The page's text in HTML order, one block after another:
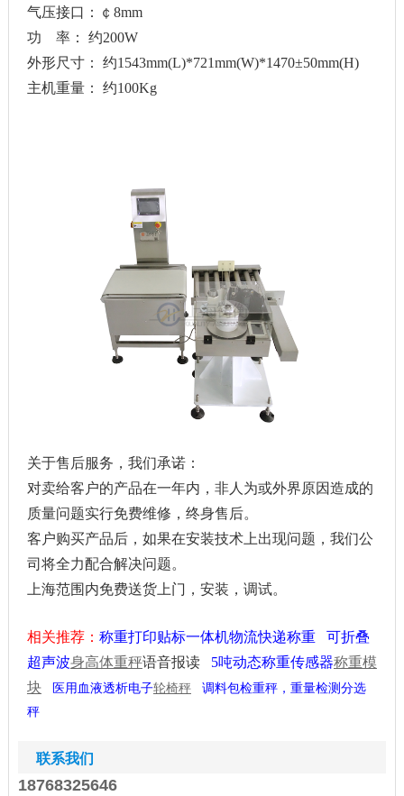
气压接口：￠8mm
功 率： 约200W
外形尺寸： 约1543mm(L)*721mm(W)*1470±50mm(H)
主机重量： 约100Kg
关于售后服务，我们承诺：
对卖给客户的产品在一年内，非人为或外界原因造成的
质量问题实行免费维修，终身售后。
客户购买产品后，如果在安装技术上出现问题，我们公
司将全力配合解决问题。
上海范围内免费送货上门，安装，调试。
相关推荐： 称重打印贴标一体机物流快递称重
可折叠
超声波身高体重秤语音报读 5吨动态称重传感器称重模
块
医用血液透析电子轮椅秤
调料包检重秤，重量检测分选
秤
联系我们
18768325646